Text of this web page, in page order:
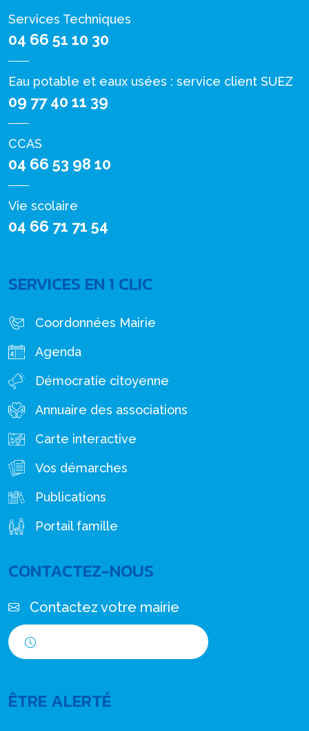
Services Techniques
04 66 51 10 30
Eau potable et eaux usées : service client SUEZ
09 77 40 11 39
CCAS
04 66 53 98 10
Vie scolaire
04 66 71 71 54
SERVICES EN 1 CLIC
Coordonnées Mairie
Agenda
Démocratie citoyenne
Annuaire des associations
Carte interactive
Vos démarches
Publications
Portail famille
CONTACTEZ-NOUS
Contactez votre mairie
ÊTRE ALERTÉ